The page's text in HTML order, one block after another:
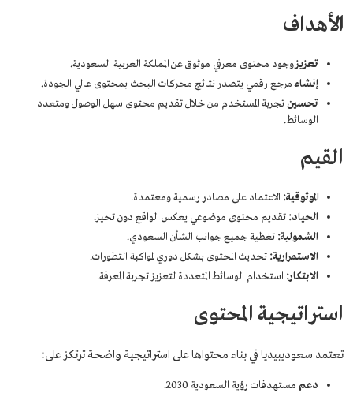
الأهداف
تعزيزوجود محتوى معرفي موثوق عن المملكة العربية السعودية.
إنشاءمرجع رقمي يتصدر نتائج محركات البحث بمحتوى عالي الجودة.
تحسينتجربة المستخدم من خلال تقديم محتوى سهل الوصول ومتعدد
الوسائط.
القيم
الموثوقية: الاعتماد على مصادر رسمية ومعتمدة.
الحياد: تقديم محتوى موضوعي يعكس الواقع دون تحيز.
الشمولية: تغطية جميع جوانب الشأن السعودي.
الاستمرارية: تحديث المحتوى بشكل دوري لمواكبة التطورات.
الابتكار: استخدام الوسائط المتعددة لتعزيز تجربة المعرفة.
استراتيجية المحتوى
تعتمد سعوديبيديا في بناء محتواها على استراتيجية واضحة ترتكز على:
دعم مستهدفات رؤية السعودية 2030.